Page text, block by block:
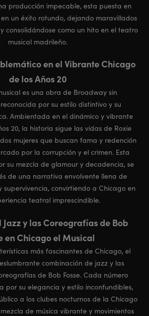
producción impecable, esta puesta en
un éxito rotundo, dejando maravillados
consolidándose como un hito en el teatro
musical madrileño.
en el Vibrante Chicago
de los Años 20
es una obra de Broadway sin
por su estilo distintivo y su
Ambientada en el dinámico y vibrante
20, la historia sigue las vidas de Roxie
mujeres que buscan fama y redención
por la corrupción y el crimen. Esta
su mezcla de glamour y decadencia, se
de una narrativa envolvente llena de
supervivencia, convirtiendo a Chicago en
teatral imprescindible.
y las Coreografías de Bob
en Chicago el Musical
más fascinantes de Chicago, el
combinación de jazz y las
de Bob Fosse. Cada número
por su elegancia y estilo inconfundibles,
a los clubes nocturnos de la Chicago
de música vibrante y movimientos